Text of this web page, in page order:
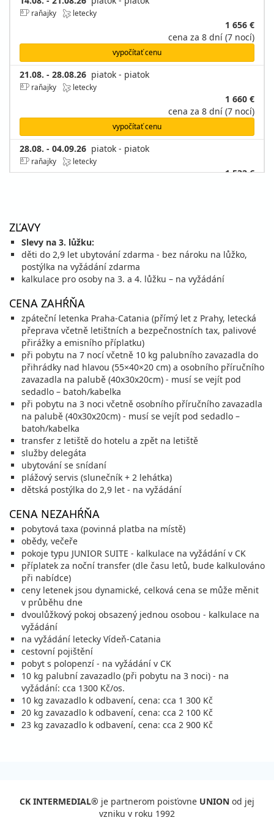
raňajky letecky
1 656 €
cena za 8 dní (7 nocí)
vypočítať cenu
21.08. - 28.08.26 piatok - piatok
raňajky letecky
1 660 €
cena za 8 dní (7 nocí)
vypočítať cenu
28.08. - 04.09.26 piatok - piatok
raňajky letecky
1 532 €
september 2026
04.09. - 07.09.26 piatok - pondelok
raňajky letecky
04.09. - 11.09.26 piatok - piatok
raňajky letecky
1 420 €
cena za 8 dní (7 nocí)
vypočítať cenu
11.09. - 14.09.26 piatok - pondelok
raňajky letecky
cena za 4 dni (3 noci)
11.09. - 18.09.26 piatok - piatok
raňajky letecky
vypočítať cenu
18.09. - 21.09.26 piatok - pondelok
raňajky letecky
cena za 4 dni (3 noci)
18.09. - 25.09.26
raňajky letecky
cena za 8 dní (7 nocí)
vypočítať cenu
25.09. - 28.09.26 piatok - pondelok
raňajky letecky
1 396 €
cena za 8 dní (7 nocí)
ZĽAVY
Slevy na 3. lůžku:
děti do 2,9 let ubytování zdarma - bez nároku na lůžko,
postýlka na vyžádání zdarma
kalkulace pro osoby na 3. a 4. lůžku – na vyžádání
CENA ZAHŔŇA
zpáteční letenka Praha-Catania (přímý let z Prahy, letecká
přeprava včetně letištních a bezpečnostních tax, palivové
přirážky a emisního příplatku)
při pobytu na 7 nocí včetně 10 kg palubního zavazadla do
přihrádky nad hlavou (55×40×20 cm) a osobního příručního
zavazadla na palubě (40x30x20cm) - musí se vejít pod
sedadlo – batoh/kabelka
při pobytu na 3 noci včetně osobního příručního zavazadla
na palubě (40x30x20cm) - musí se vejít pod sedadlo –
batoh/kabelka
transfer z letiště do hotelu a zpět na letiště
služby delegáta
ubytování se snídaní
plážový servis (slunečník + 2 lehátka)
dětská postýlka do 2,9 let - na vyžádání
CENA NEZAHŔŇA
pobytová taxa (povinná platba na místě)
obědy, večeře
pokoje typu JUNIOR SUITE - kalkulace na vyžádání v CK
příplatek za noční transfer (dle času letů, bude kalkulováno
při nabídce)
ceny letenek jsou dynamické, celková cena se může měnit
v průběhu dne
dvoulůžkový pokoj obsazený jednou osobou - kalkulace na
vyžádání
na vyžádání letecky Vídeň-Catania
cestovní pojištění
pobyt s polopenzí - na vyžádání v CK
10 kg palubní zavazadlo (při pobytu na 3 noci) - na
vyžádání: cca 1300 Kč/os.
10 kg zavazadlo k odbavení, cena: cca 1 300 Kč
20 kg zavazadlo k odbavení, cena: cca 2 100 Kč
23 kg zavazadlo k odbavení, cena: cca 2 900 Kč
CK INTERMEDIAL® je partnerom poisťovne UNION od jej
vzniku v roku 1992